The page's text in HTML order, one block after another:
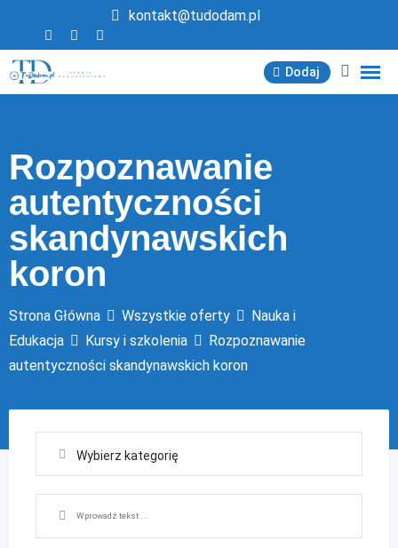
treści
kontakt@tudodam.pl
Dodaj
Rozpoznawanie
autentyczności
skandynawskich
koron
Strona Główna Wszystkie oferty
Nauka i
Edukacja
Kursy i szkolenia
Rozpoznawanie
autentyczności skandynawskich koron